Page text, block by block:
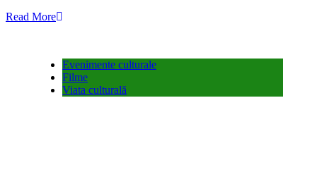
Read More
Evenimente culturale
Filme
Viata culturală